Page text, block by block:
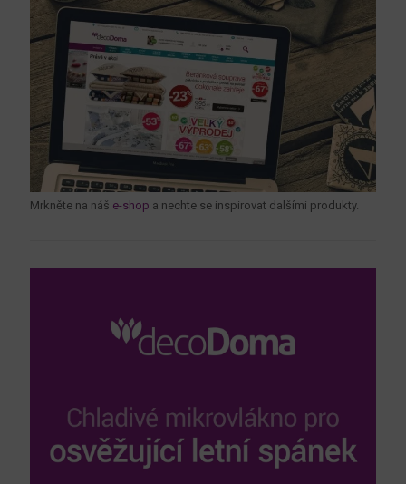
Mrkněte na náš e-shop a nechte se inspirovat dalšími produkty.